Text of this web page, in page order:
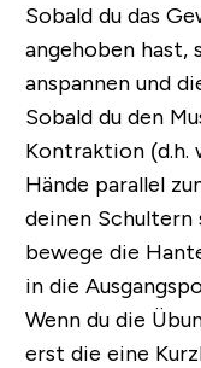
Sobald du das
angehoben hast,
anspannen und
Sobald du den
Kontraktion (d.h.
Hände parallel
deinen Schultern
bewege die
in die
Wenn du die
erst die eine